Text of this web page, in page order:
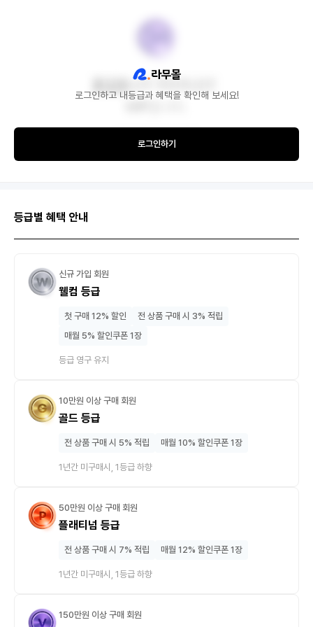
로그인하고 내등급과 혜택을 확인해 보세요!
로그인하기
등급별 혜택 안내
신규 가입 회원
웰컴 등급
첫 구매 12% 할인
전 상품 구매 시 3% 적립
매월 5% 할인쿠폰 1장
등급 영구 유지
10만원 이상 구매 회원
골드 등급
전 상품 구매 시 5% 적립 매월 10% 할인쿠폰 1장
1년간 미구매시, 1등급 하향
50만원 이상 구매 회원
플래티넘 등급
전 상품 구매 시 7% 적립 매월 12% 할인쿠폰 1장
1년간 미구매시, 1등급 하향
150만원 이상 구매 회원